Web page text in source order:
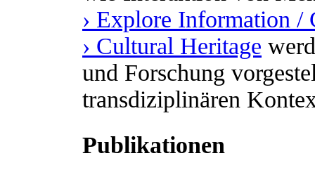
› Explore Information /
› Cultural Heritage
und Forschung
transdiziplinären
Publikationen